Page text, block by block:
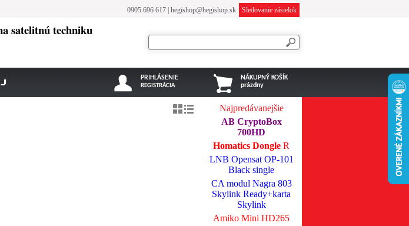
0905 696 617 hegishop@hegishop.sk Sledovanie zásielok
satelitnú techniku
NÁKUPNÝ KOŠÍK
prázdny
PRIHLÁSENIE
REGISTRÁCIA
Najpredávanejšie
AB CryptoBox
700HD
Homatics Dongle R
LNB Opensat OP-101
Black single
CA modul Nagra 803
Skylink Ready+karta
Skylink
Amiko Mini HD265